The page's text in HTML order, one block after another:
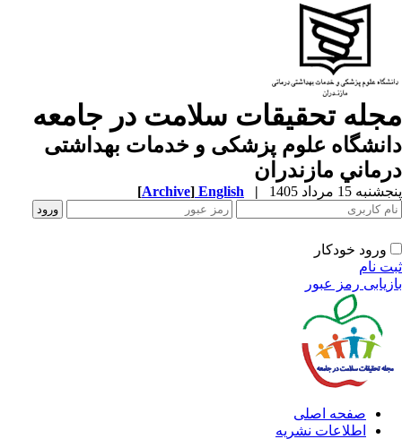
تحقیقات سلامت در جامعه
علوم پزشكی و خدمات بهداشتی
مازندران
15 مرداد 1405 |
English
[Archive]
ورود خودکار
نام
رمز عبور
صفحه اصلی
اطلاعات نشریه